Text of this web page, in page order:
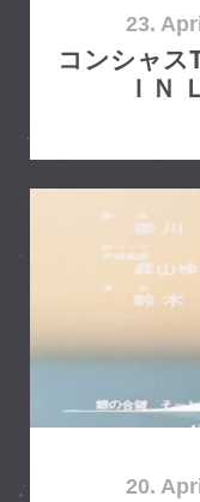
23.
コンシャス
ＩＮ
20.